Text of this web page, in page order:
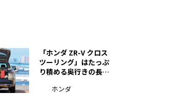
「ホンダ ZR-V クロス
ツーリング」はたっぷ
り積める奥行きの長い
ホンダ